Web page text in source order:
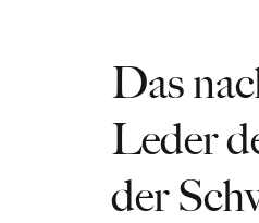
Das
Leder
der